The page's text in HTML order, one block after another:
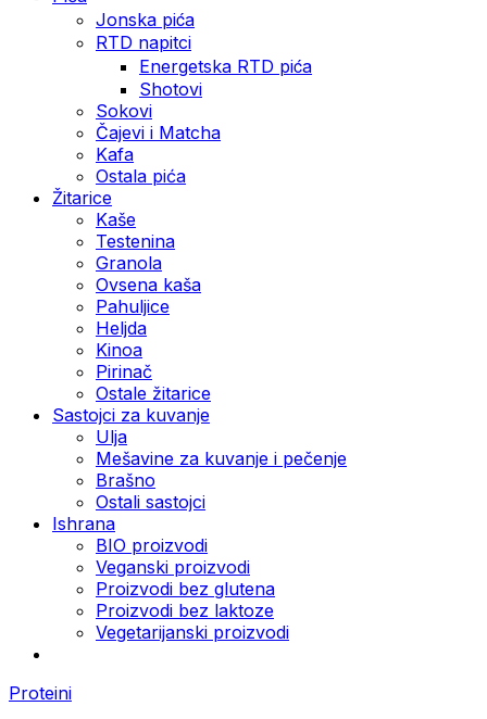
Jonska pića
RTD napitci
Energetska RTD pića
Shotovi
Sokovi
Čajevi i Matcha
Kafa
Ostala pića
Žitarice
Kaše
Testenina
Granola
Ovsena kaša
Pahuljice
Heljda
Kinoa
Pirinač
Ostale žitarice
Sastojci za kuvanje
Ulja
Mešavine za kuvanje i pečenje
Brašno
Ostali sastojci
Ishrana
BIO proizvodi
Veganski proizvodi
Proizvodi bez glutena
Proizvodi bez laktoze
Vegetarijanski proizvodi
Proteini